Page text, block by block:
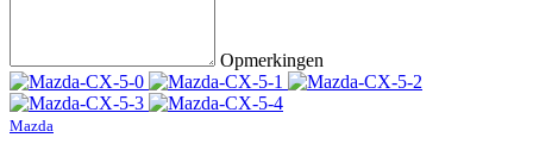
Opmerkingen
Mazda